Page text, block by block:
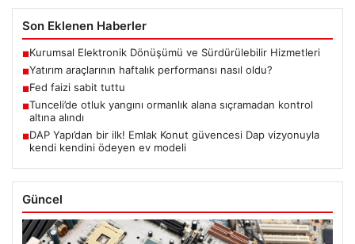
Son Eklenen Haberler
■Kurumsal Elektronik Dönüşümü ve Sürdürülebilir Hizmetleri
■Yatırım araçlarının haftalık performansı nasıl oldu?
■Fed faizi sabit tuttu
■Tunceli’de otluk yangını ormanlık alana sıçramadan kontrol
altına alındı
■DAP Yapı’dan bir ilk! Emlak Konut güvencesi Dap vizyonuyla
kendi kendini ödeyen ev modeli
Güncel